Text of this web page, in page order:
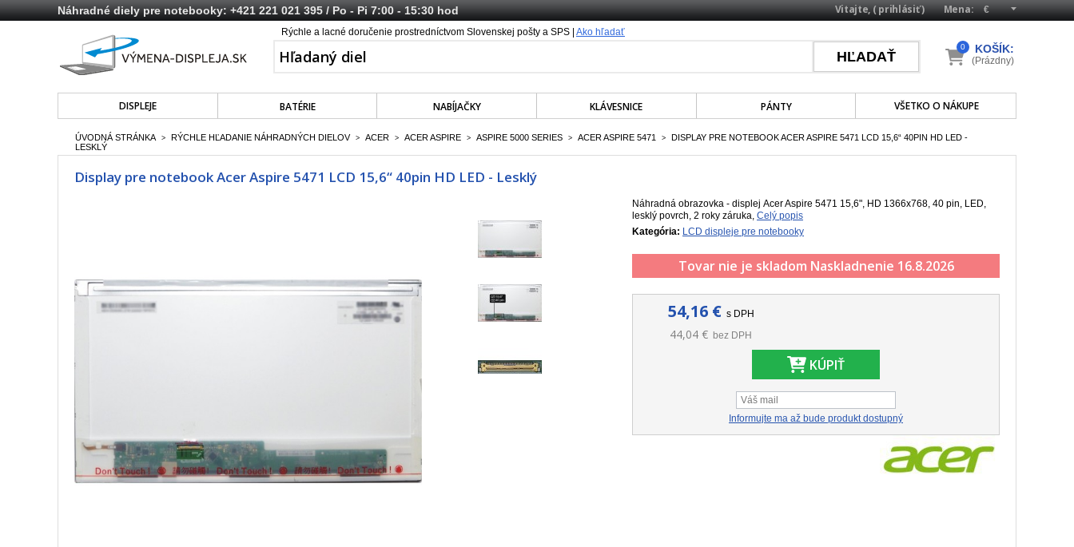
Náhradné diely pre notebooky:+421 221 021 395/ Po - Pi 7:00 - 15:30 hod Mena:
Vitajte, (prihlásiť)
Rýchle a lacné doručenie prostredníctvom Slovenskej pošty a SPS | Ako hľadať
DISPLEJE BATÉRIE NABÍJAČKY KLÁVESNICE PÁNTY VŠETKO O NÁKUPE
KOŠÍK:
0
(Prázdny)
ÚVODNÁ STRÁNKA > RÝCHLE HĽADANIE NÁHRADNÝCH DIELOV > ACER > ACER ASPIRE > ASPIRE 5000 SERIES > ACER ASPIRE 5471 >
DISPLAY PRE NOTEBOOK ACER ASPIRE 5471 LCD 15,6“ 40PIN HD LED -
LESKLÝ
Display pre notebook Acer Aspire 5471 LCD 15,6“ 40pin HD LED - Lesklý
Náhradná obrazovka - displej Acer Aspire 5471 15,6", HD 1366x768, 40 pin, LED,
lesklý povrch, 2 roky záruka, Celý popis
Kategória: LCD displeje pre notebooky
Tovar nie je skladom Naskladnenie 16.8.2026
54,16 € s DPH
44,04 € bez DPH
KÚPIŤ
Informujte ma až bude produkt dostupný